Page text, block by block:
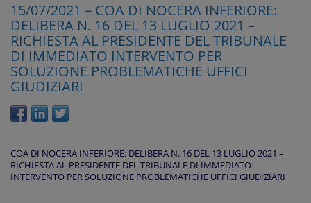
15/07/2021 – COA DI NOCERA INFERIORE:
DELIBERA N. 16 DEL 13 LUGLIO 2021 –
RICHIESTA AL PRESIDENTE DEL TRIBUNALE
DI IMMEDIATO INTERVENTO PER
SOLUZIONE PROBLEMATICHE UFFICI
GIUDIZIARI
COA DI NOCERA INFERIORE: DELIBERA N. 16 DEL 13 LUGLIO 2021 –
RICHIESTA AL PRESIDENTE DEL TRIBUNALE DI IMMEDIATO
INTERVENTO PER SOLUZIONE PROBLEMATICHE UFFICI GIUDIZIARI